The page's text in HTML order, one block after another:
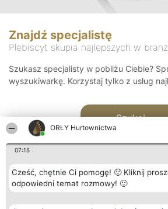
ORŁY Hurtownictwa
07:15
Cześć, chętnie Ci pomogę! 🙂 Kliknij
odpowiedni temat rozmowy! 🙂
Znajdź specjalistę
Plebiscyt skupia najlepszych w
Szukasz specjalisty w pobliżu Ciebie?
wyszukiwarkę. Korzystaj tylko z usług
Szukaj
Organizator plebiscytu Plebiscyt